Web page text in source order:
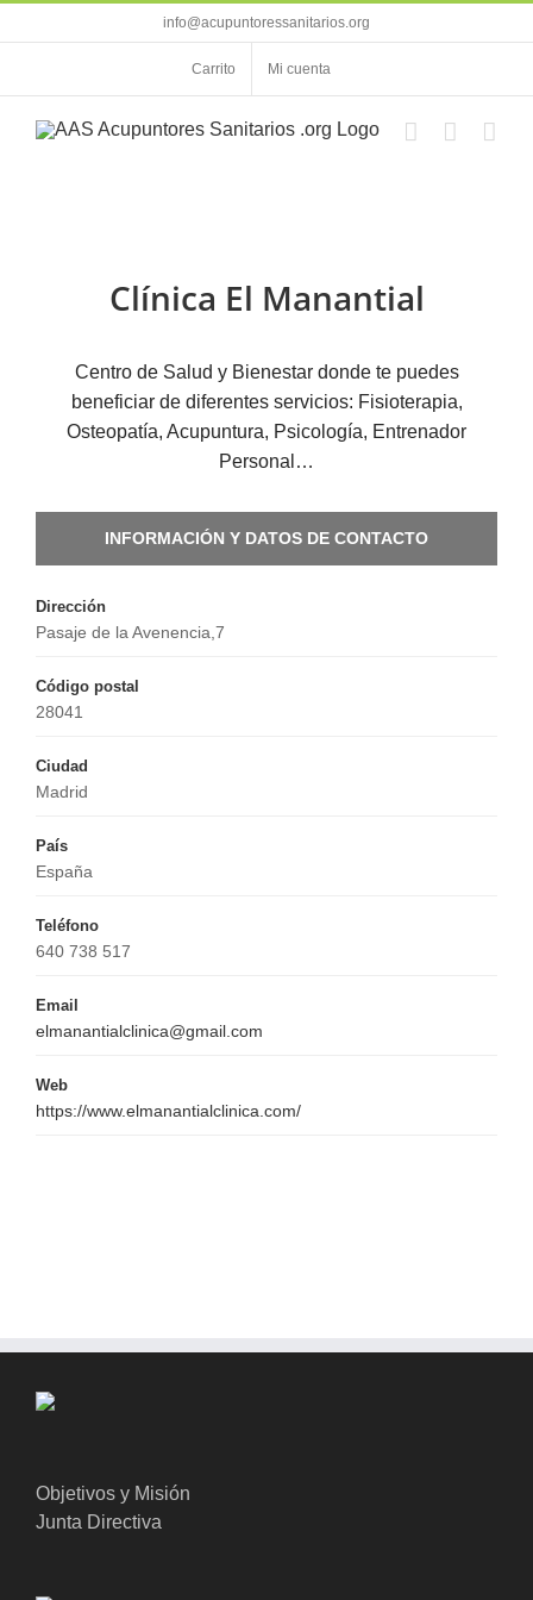
al
info@acupuntoressanitarios.org
Carrito Mi cuenta
Clínica El Manantial
Centro de Salud y Bienestar donde te puedes
beneficiar de diferentes servicios: Fisioterapia,
Osteopatía, Acupuntura, Psicología, Entrenador
Personal…
INFORMACIÓN Y DATOS DE CONTACTO
Dirección
Pasaje de la Avenencia,7
Código postal
28041
Ciudad
Madrid
País
España
Teléfono
640 738 517
Email
elmanantialclinica@gmail.com
Web
https://www.elmanantialclinica.com/
Objetivos y Misión
Junta Directiva